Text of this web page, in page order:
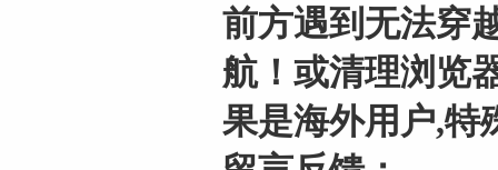
前方遇到无法穿
航！或清理浏览
果是海外用户,特